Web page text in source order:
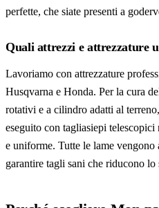
perfette, che siate presenti a
Quali attrezzi e attrezzature
Lavoriamo con attrezzature
Husqvarna e Honda. Per la cura
rotativi e a cilindro adatti al
eseguito con tagliasiepi
e uniforme. Tutte le lame
garantire tagli sani che riducono lo